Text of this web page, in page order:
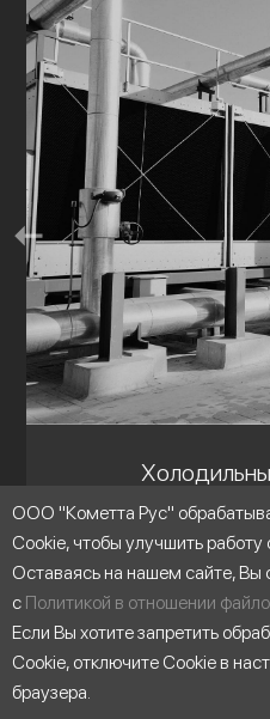
ООО "Кометта Рус"
Cookie, чтобы улучшить работу
Оставаясь на нашем сайте, Вы
с Политикой в отношении
Если Вы хотите запретить
Cookie, отключите Cookie в
браузера.